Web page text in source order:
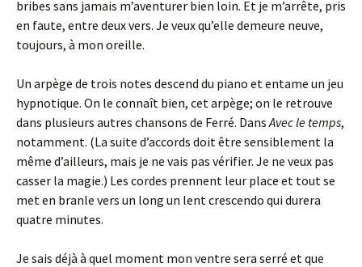
bribes sans jamais m’aventurer bien loin. Et je m’arrête, pris
en faute, entre deux vers. Je veux qu’elle demeure neuve,
toujours, à mon oreille.
Un arpège de trois notes descend du piano et entame un jeu
hypnotique. On le connaît bien, cet arpège; on le retrouve
dans plusieurs autres chansons de Ferré. DansAvec le temps,
notamment. (La suite d’accords doit être sensiblement la
même d’ailleurs, mais je ne vais pas vérifier. Je ne veux pas
casser la magie.) Les cordes prennent leur place et tout se
met en branle vers un long un lent crescendo qui durera
quatre minutes.
Je sais déjà à quel moment mon ventre sera serré et que